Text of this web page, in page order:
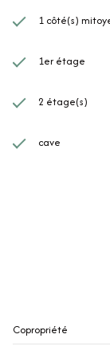
1 côté(s)
1er étage
2 étage(s)
cave
Copropriété